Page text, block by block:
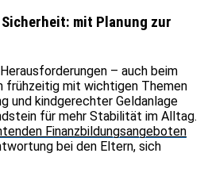
mit Planung zur
– auch beim
frühzeitig mit wichtigen Themen
und kindgerechter Geldanlage
für mehr Stabilität im Alltag.
Finanzbildungsangeboten
bei den Eltern, sich